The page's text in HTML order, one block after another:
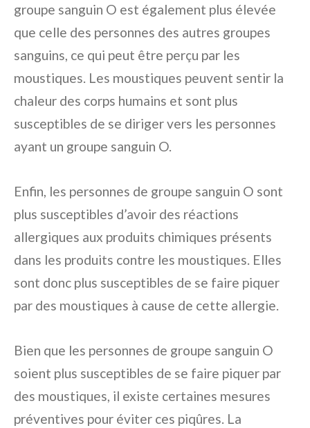
groupe sanguin O est également plus élevée
que celle des personnes des autres groupes
sanguins, ce qui peut être perçu par les
moustiques. Les moustiques peuvent sentir la
chaleur des corps humains et sont plus
susceptibles de se diriger vers les personnes
ayant un groupe sanguin O.
Enfin, les personnes de groupe sanguin O sont
plus susceptibles d’avoir des réactions
allergiques aux produits chimiques présents
dans les produits contre les moustiques. Elles
sont donc plus susceptibles de se faire piquer
par des moustiques à cause de cette allergie.
Bien que les personnes de groupe sanguin O
soient plus susceptibles de se faire piquer par
des moustiques, il existe certaines mesures
préventives pour éviter ces piqûres. La